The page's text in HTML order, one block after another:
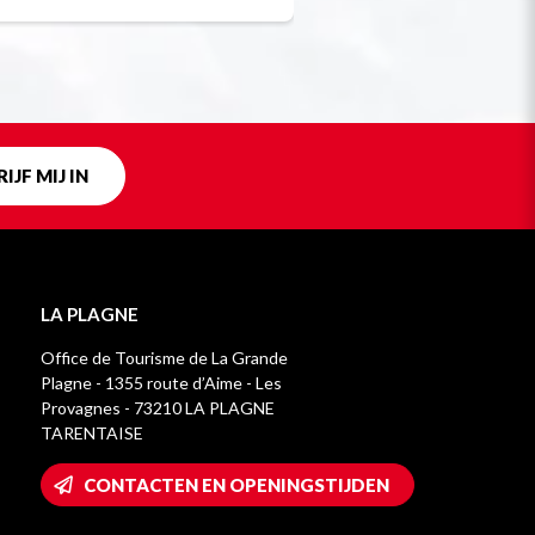
MIJ IN
LA PLAGNE
Office de Tourisme de La Grande
Plagne - 1355 route d’Aime - Les
Provagnes - 73210 LA PLAGNE
TARENTAISE
CONTACTEN EN OPENINGSTIJDEN